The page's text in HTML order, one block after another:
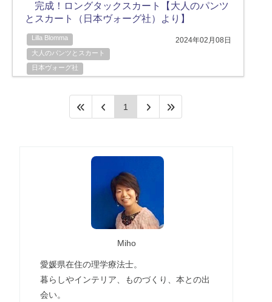
完成！ロングタックスカート【大人のパンツ
とスカート（日本ヴォーグ社）より】
Lilla Blomma
大人のパンツとスカート
日本ヴォーグ社
2024年02月08日
1
Miho
愛媛県在住の理学療法士。
暮らしやインテリア、ものづくり、本との出
会い。